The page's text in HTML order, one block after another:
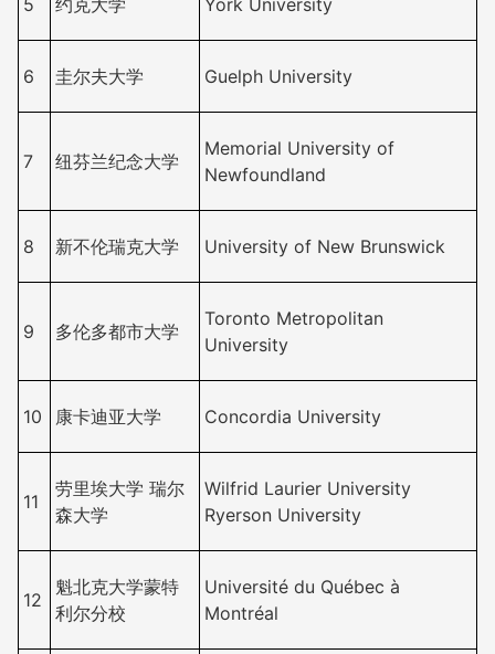
6 圭尔夫大学 Guelph University
7 纽芬兰纪念大学
Memorial University of
Newfoundland
8 新不伦瑞克大学 University of New Brunswick
9 多伦多都市大学
Toronto Metropolitan
University
10 康卡迪亚大学 Concordia University
11
劳里埃大学 瑞尔
森大学
Wilfrid Laurier University
Ryerson University
12
魁北克大学蒙特
利尔分校
Université du Québec à
Montréal